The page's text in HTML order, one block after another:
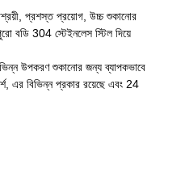
প্রশস্ত প্রয়োগ, উচ্চ শুকানোর
বডি 304 স্টেইনলেস স্টিল দিয়ে
উপকরণ শুকানোর জন্য ব্যাপকভাবে
এর বিভিন্ন প্রকার রয়েছে এবং 24